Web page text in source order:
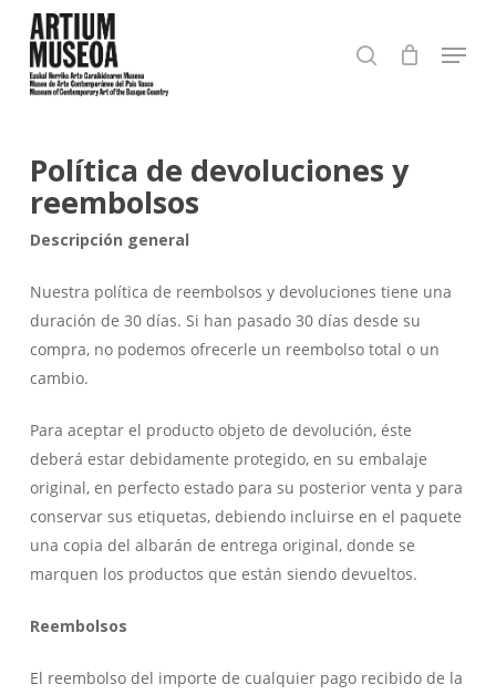
main
content
buscar Menu
Política de devoluciones y
reembolsos
Descripción general
Nuestra política de reembolsos y devoluciones tiene una
duración de 30 días. Si han pasado 30 días desde su
compra, no podemos ofrecerle un reembolso total o un
cambio.
Para aceptar el producto objeto de devolución, éste
deberá estar debidamente protegido, en su embalaje
original, en perfecto estado para su posterior venta y para
conservar sus etiquetas, debiendo incluirse en el paquete
una copia del albarán de entrega original, donde se
marquen los productos que están siendo devueltos.
Reembolsos
El reembolso del importe de cualquier pago recibido de la
Close